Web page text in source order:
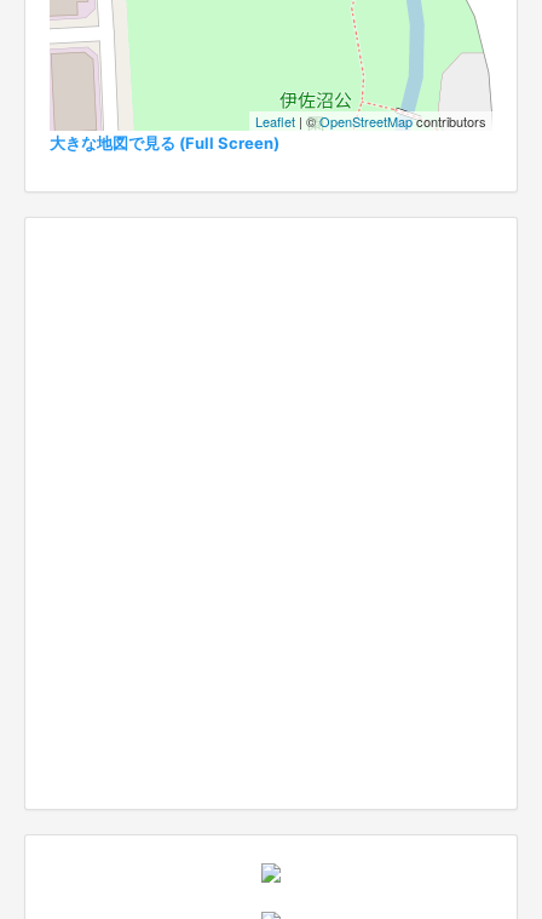
Leaflet | ©OpenStreetMapcontributors
大きな地図で見る (Full Screen)